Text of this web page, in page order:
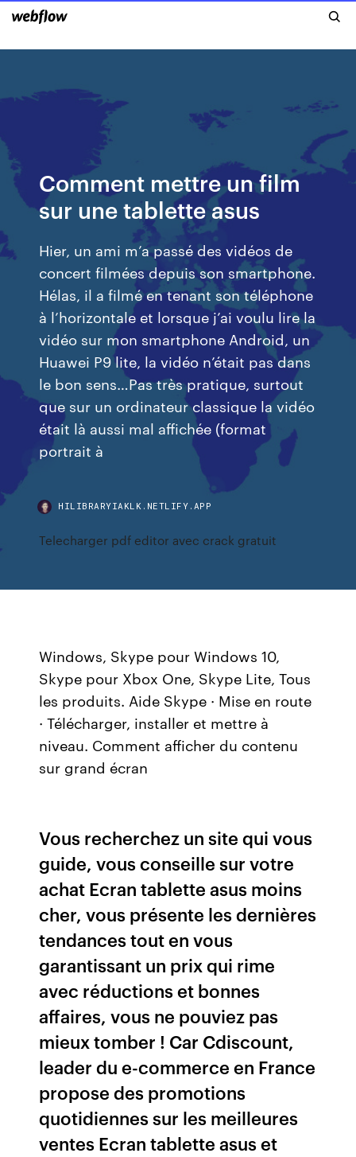
Comment mettre un film
sur une tablette asus
Hier, un ami m’a passé des vidéos de
concert filmées depuis son smartphone.
Hélas, il a filmé en tenant son téléphone
à l’horizontale et lorsque j’ai voulu lire la
vidéo sur mon smartphone Android, un
Huawei P9 lite, la vidéo n’était pas dans
le bon sens…Pas très pratique, surtout
que sur un ordinateur classique la vidéo
était là aussi mal affichée (format
portrait à
HILIBRARYIAKLK.NETLIFY.APP
Telecharger pdf editor avec crack gratuit
Windows, Skype pour Windows 10,
Skype pour Xbox One, Skype Lite, Tous
les produits. Aide Skype · Mise en route
· Télécharger, installer et mettre à
niveau. Comment afficher du contenu
sur grand écran
Vous recherchez un site qui vous
guide, vous conseille sur votre
achat Ecran tablette asus moins
cher, vous présente les dernières
tendances tout en vous
garantissant un prix qui rime
avec réductions et bonnes
affaires, vous ne pouviez pas
mieux tomber ! Car Cdiscount,
leader du e-commerce en France
propose des promotions
quotidiennes sur les meilleures
ventes Ecran tablette asus et